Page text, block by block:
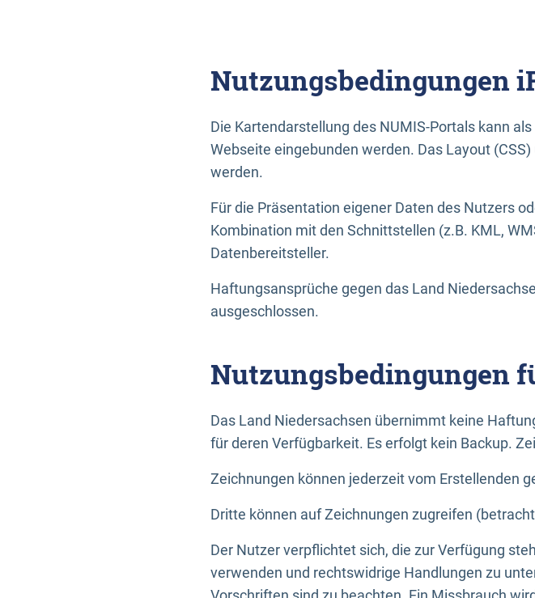
Nutzungsbedingungen
Die Kartendarstellung des NUMIS-Portals kann
Webseite eingebunden werden. Das Layout
werden.
Für die Präsentation eigener Daten des Nutzers
Kombination mit den Schnittstellen (z.B. KML,
Datenbereitsteller.
Haftungsansprüche gegen das Land
ausgeschlossen.
Nutzungsbedingungen
Das Land Niedersachsen übernimmt keine
für deren Verfügbarkeit. Es erfolgt kein Backup.
Zeichnungen können jederzeit vom Erstellenden
Dritte können auf Zeichnungen zugreifen
Der Nutzer verpflichtet sich, die zur Verfügung
verwenden und rechtswidrige Handlungen zu